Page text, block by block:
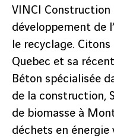
VINCI Construction
développement de
le recyclage.
Quebec et sa
Béton spécialisée
de la construction,
de biomasse à
déchets en énergie